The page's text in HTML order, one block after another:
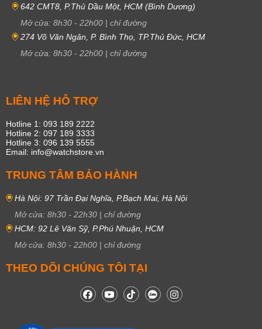
642 CMT8, P.Thủ Dầu Một, HCM (Bình Dương)
Mở cửa: 8h30 - 22h00 | chỉ đường
274 Võ Văn Ngân, P. Bình Thọ, TP.Thủ Đức, HCM
Mở cửa: 8h30 - 22h00 | chỉ đường
LIÊN HỆ HỖ TRỢ
Hotline 1: 093 189 2222
Hotline 2: 097 189 3333
Hotline 3: 096 139 5555
Email: info@watchstore.vn
TRUNG TÂM BẢO HÀNH
Hà Nội: 97 Trần Đại Nghĩa, P.Bạch Mai, Hà Nội
Mở cửa: 8h30 - 22h30 | chỉ đường
HCM: 92 Lê Văn Sỹ, P.Phú Nhuận, HCM
Mở cửa: 8h30 - 22h00 | chỉ đường
THEO DÕI CHÚNG TÔI TẠI